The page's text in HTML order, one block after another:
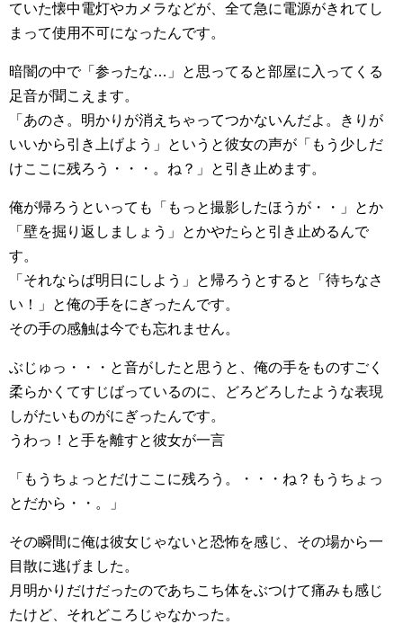
ていた懐中電灯やカメラなどが、全て急に電源がきれてし
まって使用不可になったんです。
暗闇の中で「参ったな…」と思ってると部屋に入ってくる
足音が聞こえます。
「あのさ。明かりが消えちゃってつかないんだよ。きりが
いいから引き上げよう」というと彼女の声が「もう少しだ
けここに残ろう・・・。ね？」と引き止めます。
俺が帰ろうといっても「もっと撮影したほうが・・」とか
「壁を掘り返しましょう」とかやたらと引き止めるんで
す。
「それならば明日にしよう」と帰ろうとすると「待ちなさ
い！」と俺の手をにぎったんです。
その手の感触は今でも忘れません。
ぶじゅっ・・・と音がしたと思うと、俺の手をものすごく
柔らかくてすじばっているのに、どろどろしたような表現
しがたいものがにぎったんです。
うわっ！と手を離すと彼女が一言
「もうちょっとだけここに残ろう。・・・ね？もうちょっ
とだから・・。」
その瞬間に俺は彼女じゃないと恐怖を感じ、その場から一
目散に逃げました。
月明かりだけだったのであちこち体をぶつけて痛みも感じ
たけど、それどころじゃなかった。